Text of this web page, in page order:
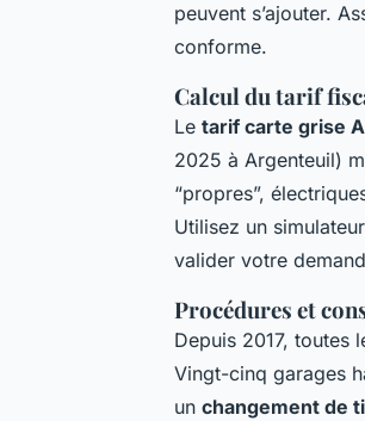
peuvent s’ajouter.
conforme.
Calcul du tarif
Le tarif carte grise
2025 à Argenteuil)
“propres”,
Utilisez un
valider votre
Procédures et
Depuis 2017, toutes
Vingt-cinq garages
un changement de